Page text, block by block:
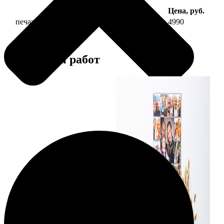
Цена, руб.
печать фото на холсте 40х60 на подрамнике 4990
Примеры работ